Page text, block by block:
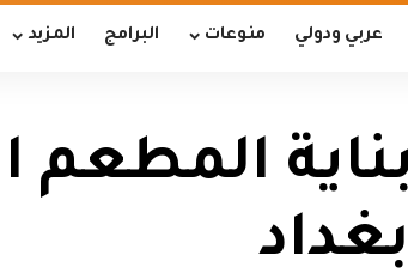
عربي ودولي منوعات البرامج المزيد